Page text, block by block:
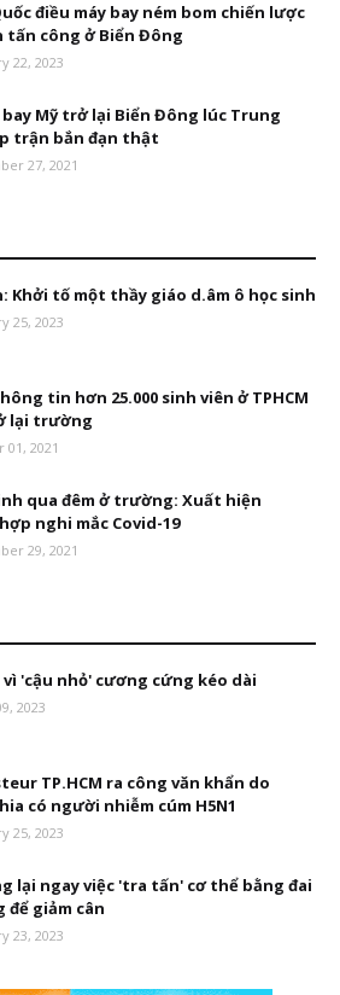
điều máy bay ném bom chiến lược
tấn công ở Biển Đông
22, 2023
bay Mỹ trở lại Biển Đông lúc Trung
trận bắn đạn thật
27, 2021
Khởi tố một thầy giáo d.âm ô học sinh
25, 2023
tin hơn 25.000 sinh viên ở TPHCM
lại trường
01, 2021
qua đêm ở trường: Xuất hiện
nghi mắc Covid-19
29, 2021
vì 'cậu nhỏ' cương cứng kéo dài
2023
TP.HCM ra công văn khẩn do
có người nhiễm cúm H5N1
25, 2023
lại ngay việc 'tra tấn' cơ thể bằng đai
để giảm cân
23, 2023